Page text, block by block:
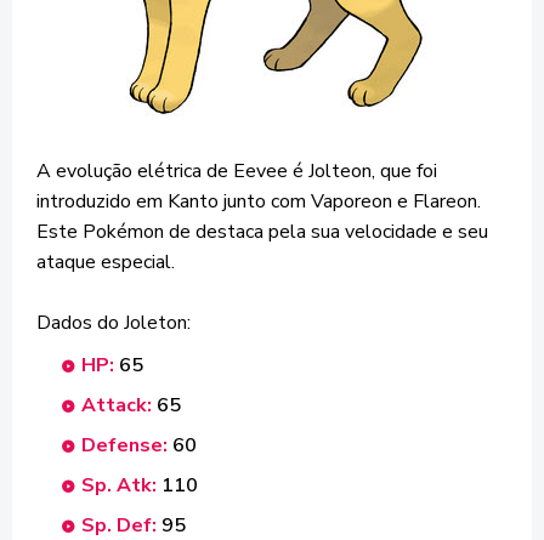
A evolução elétrica de Eevee é Jolteon, que foi
introduzido em Kanto junto com Vaporeon e Flareon.
Este Pokémon de destaca pela sua velocidade e seu
ataque especial.
Dados do Joleton:
HP: 65
Attack: 65
Defense: 60
Sp. Atk: 110
Sp. Def: 95